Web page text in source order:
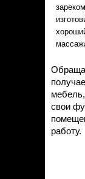
свои
работу.